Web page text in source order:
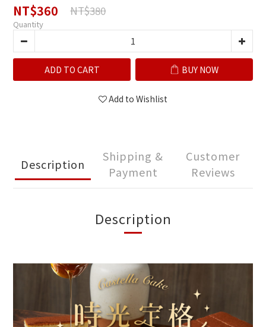
NT$360 NT$380
Quantity
ADD TO CART BUY NOW
Add to Wishlist
Description
Shipping &
Payment
Customer
Reviews
Description